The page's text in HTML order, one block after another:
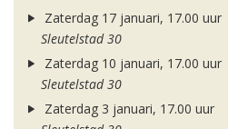
Zaterdag 17 januari, 17.00 uur
Sleutelstad 30
Zaterdag 10 januari, 17.00 uur
Sleutelstad 30
Zaterdag 3 januari, 17.00 uur